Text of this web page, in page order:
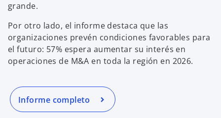
grande.
Por otro lado, el informe destaca que las
organizaciones prevén condiciones favorables para
el futuro: 57% espera aumentar su interés en
operaciones de M&A en toda la región en 2026.
Informe completo